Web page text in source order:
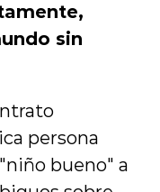
sin
persona
bueno" a